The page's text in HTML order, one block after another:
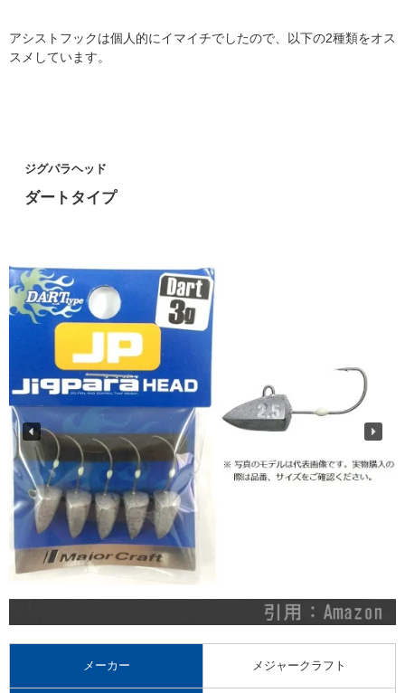
アシストフックは個人的にイマイチでしたので、以下の2種類をオス
スメしています。
ジグパラヘッド
ダートタイプ
メーカー メジャークラフト